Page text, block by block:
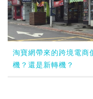
淘寶網帶來的跨境電商
機？還是新轉機？